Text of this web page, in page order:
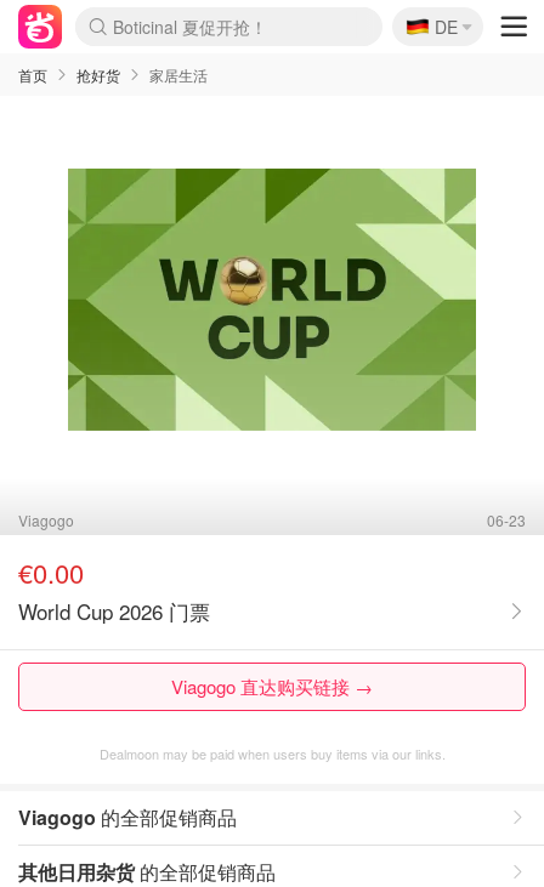
Boticinal 夏促开抢！
4折！lulu周四疯狂上新
还没结束！&OtherStories大促
Joybuy变相75折 随时失效
速领！Stanley独家85折
疑似霸哥！Camper额外叠85折
Zalando 奥莱闪促！每日更新
Moncler反季囤！5折起+叠9折
Coach Brooklyn仅€192
🇩🇪
DE
首页 抢好货 家居生活
Viagogo 06-23
€0.00
World Cup 2026 门票
Viagogo 直达购买链接 →
Dealmoon may be paid when users buy items via our links.
Viagogo 的全部促销商品
其他日用杂货的全部促销商品